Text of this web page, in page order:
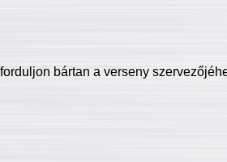
bártan a verseny